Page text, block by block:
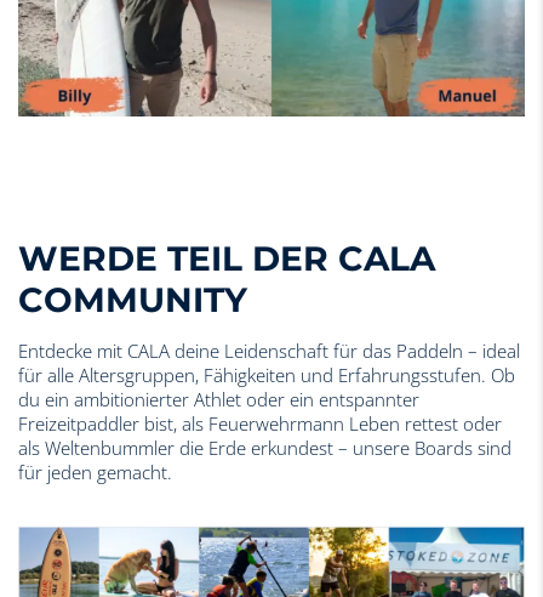
WERDE TEIL DER CALA
COMMUNITY
Entdecke mit CALA deine Leidenschaft für das Paddeln – ideal
für alle Altersgruppen, Fähigkeiten und Erfahrungsstufen. Ob
du ein ambitionierter Athlet oder ein entspannter
Freizeitpaddler bist, als Feuerwehrmann Leben rettest oder
als Weltenbummler die Erde erkundest – unsere Boards sind
für jeden gemacht.